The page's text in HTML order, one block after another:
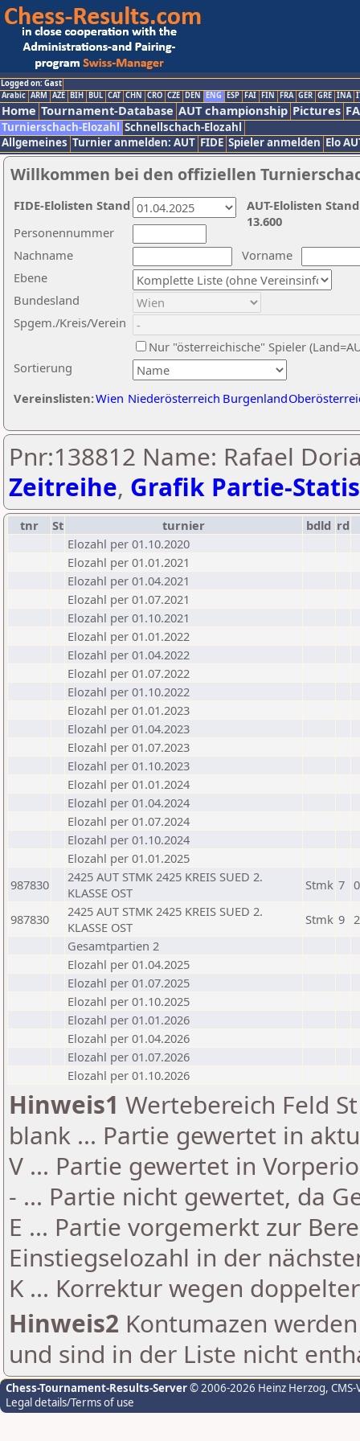
Logged on: Gast
Arabic ARM AZE BIH BUL CAT CHN CRO CZE DEN ENG ESP FAI FIN FRA GER GRE INA
Home Tournament-Database AUT championship Pictures
Turnierschach-Elozahl Schnellschach-Elozahl
Allgemeines Turnier anmelden: AUT FIDE Spieler anmelden Elo
Willkommen bei den offiziellen
Nachname
Vorname
Ebene
Sortierung
Personennummer
Bundesland
Spgem./Kreis/Verein
Nur "österreichische" Spieler
Vereinslisten:Wien Niederösterreich Burgenland
AUT-Elolisten
13.600
FIDE-Elolisten Stand
Pnr:138812 Name: Rafael
Zeitreihe, Grafik Partie-
tnr St turnier bdld rd
Elozahl per 01.10.2020
Elozahl per 01.01.2021
Elozahl per 01.04.2021
Elozahl per 01.07.2021
Elozahl per 01.10.2021
Elozahl per 01.01.2022
Elozahl per 01.04.2022
Elozahl per 01.07.2022
Elozahl per 01.10.2022
Elozahl per 01.01.2023
Elozahl per 01.04.2023
Elozahl per 01.07.2023
Elozahl per 01.10.2023
Elozahl per 01.01.2024
Elozahl per 01.04.2024
Elozahl per 01.07.2024
Elozahl per 01.10.2024
Elozahl per 01.01.2025
987830
2425 AUT STMK 2425 KREIS SUED 2.
KLASSE OST
Stmk 7
987830
2425 AUT STMK 2425 KREIS SUED 2.
KLASSE OST
Stmk 9
Gesamtpartien 2
Elozahl per 01.04.2025
Elozahl per 01.07.2025
Elozahl per 01.10.2025
Elozahl per 01.01.2026
Elozahl per 01.04.2026
Elozahl per 01.07.2026
Elozahl per 01.10.2026
Hinweis1 Wertebereich Feld
blank ... Partie gewertet in
V ... Partie gewertet in
- ... Partie nicht gewertet, da
E ... Partie vorgemerkt zur
Einstiegselozahl in der
K ... Korrektur wegen
Hinweis2 Kontumazen
und sind in der Liste nicht
Chess-Tournament-Results-Server© 2006-2026 Heinz Herzog,
Legal details/Terms of use